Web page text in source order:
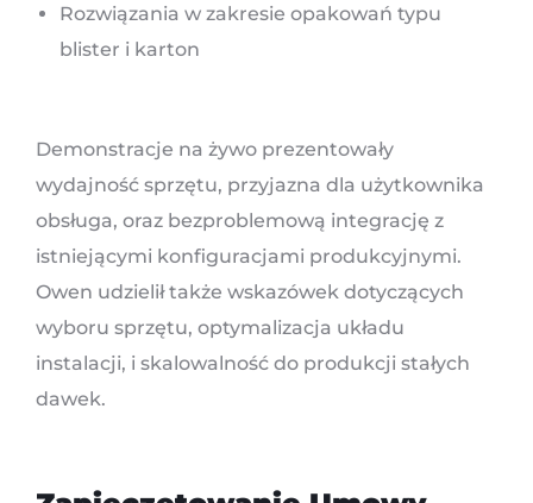
Rozwiązania w zakresie opakowań typu
blister i karton
Demonstracje na żywo prezentowały
wydajność sprzętu, przyjazna dla użytkownika
obsługa, oraz bezproblemową integrację z
istniejącymi konfiguracjami produkcyjnymi.
Owen udzielił także wskazówek dotyczących
wyboru sprzętu, optymalizacja układu
instalacji, i skalowalność do produkcji stałych
dawek.